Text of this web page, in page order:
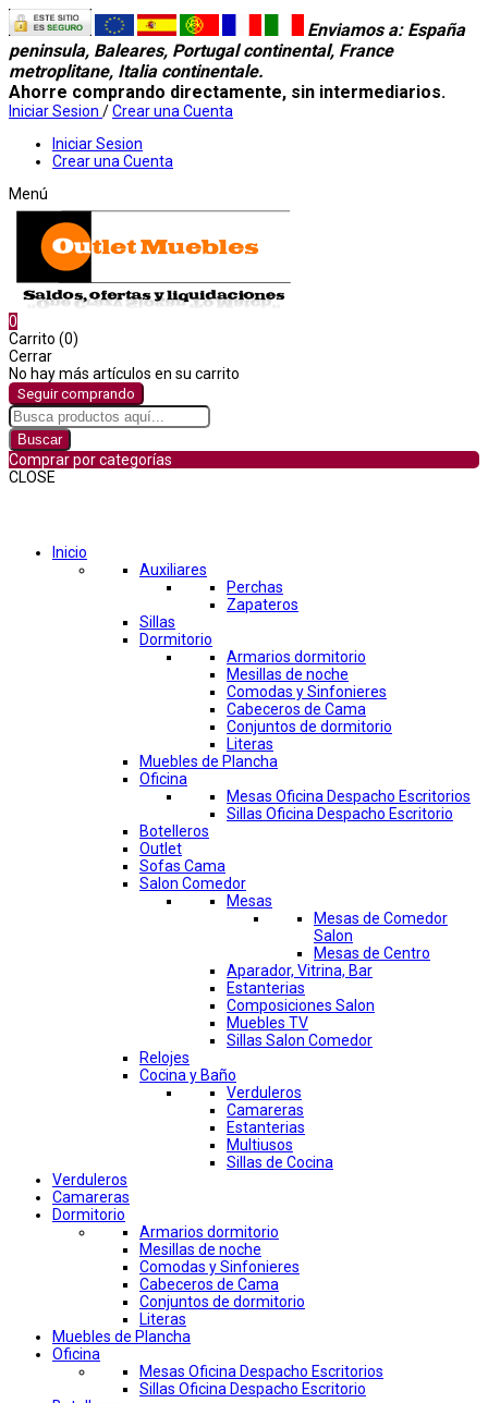
Enviamos a: España
peninsula, Baleares, Portugal continental, France
metroplitane, Italia continentale.
Ahorre comprando directamente, sin intermediarios.
Iniciar Sesion /Crear una Cuenta
Iniciar Sesion
Crear una Cuenta
Menú
0
Carrito (0)
Cerrar
No hay más artículos en su carrito
Seguir comprando
Buscar
Comprar por categorías
CLOSE
Inicio
Auxiliares
Perchas
Zapateros
Sillas
Dormitorio
Armarios dormitorio
Mesillas de noche
Comodas y Sinfonieres
Cabeceros de Cama
Conjuntos de dormitorio
Literas
Muebles de Plancha
Oficina
Mesas Oficina Despacho Escritorios
Sillas Oficina Despacho Escritorio
Botelleros
Outlet
Sofas Cama
Salon Comedor
Mesas
Mesas de Comedor
Salon
Mesas de Centro
Aparador, Vitrina, Bar
Estanterias
Composiciones Salon
Muebles TV
Sillas Salon Comedor
Relojes
Cocina y Baño
Verduleros
Camareras
Estanterias
Multiusos
Sillas de Cocina
Verduleros
Camareras
Dormitorio
Armarios dormitorio
Mesillas de noche
Comodas y Sinfonieres
Cabeceros de Cama
Conjuntos de dormitorio
Literas
Muebles de Plancha
Oficina
Mesas Oficina Despacho Escritorios
Sillas Oficina Despacho Escritorio